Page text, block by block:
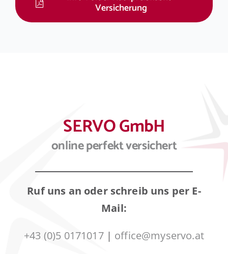
Versicherung
SERVO GmbH
online perfekt versichert
Ruf uns an oder schreib uns per E-
Mail:
+43 (0)5 0171017| office@myservo.at